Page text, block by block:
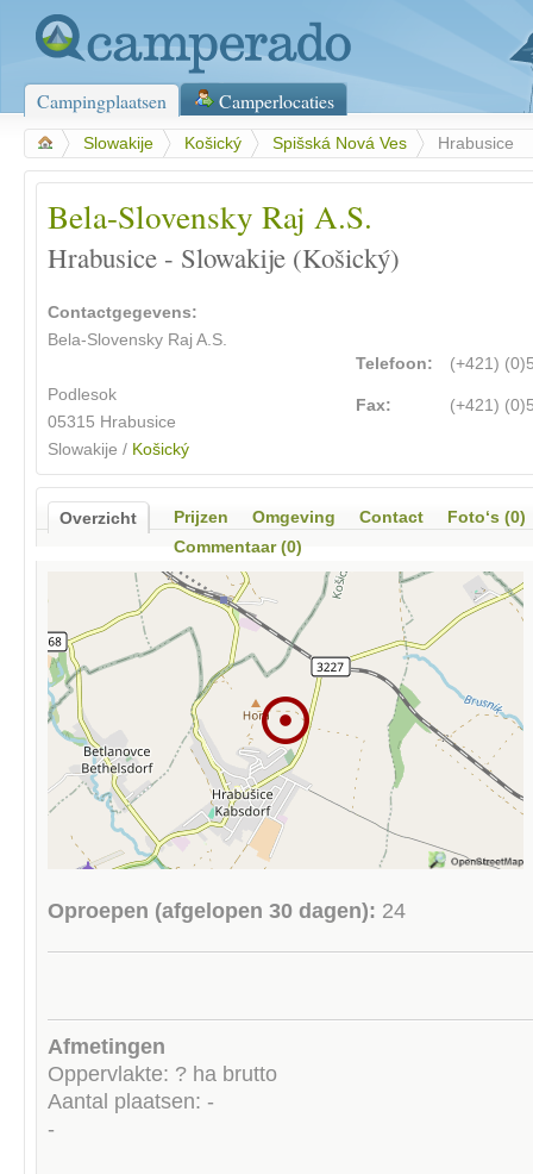
Campingplaatsen Camperlocaties
Slowakije Košický Spišská Nová Ves Hrabusice
Bela-Slovensky Raj A.S.
Hrabusice - Slowakije (Košický)
Contactgegevens:
Bela-Slovensky Raj A.S.
Podlesok
05315 Hrabusice
Slowakije / Košický
Telefoon: (+421)
Fax: (+421)
Overzicht Prijzen Omgeving Contact
Foto‘s (0)
Commentaar (0)
Oproepen (afgelopen 30 dagen): 24
Afmetingen
Oppervlakte: ? ha brutto
Aantal plaatsen: -
-